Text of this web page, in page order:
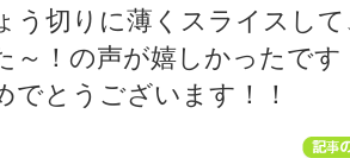
う切りに薄くスライスし
～！の声が嬉しかったで
でとうございます！！